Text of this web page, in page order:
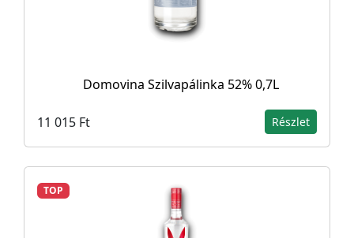
Domovina Szilvapálinka 52% 0,7L
11 015 Ft Részlet
TOP